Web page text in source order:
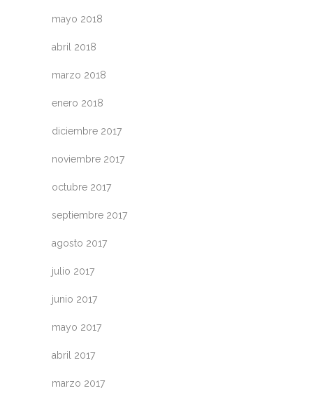
mayo 2018
abril 2018
marzo 2018
enero 2018
diciembre 2017
noviembre 2017
octubre 2017
septiembre 2017
agosto 2017
julio 2017
junio 2017
mayo 2017
abril 2017
marzo 2017